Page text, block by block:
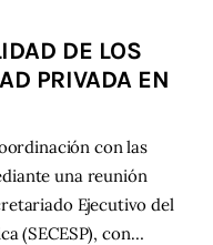
DE LOS
PRIVADA EN
con las
una reunión
Ejecutivo del
(SECESP), con…